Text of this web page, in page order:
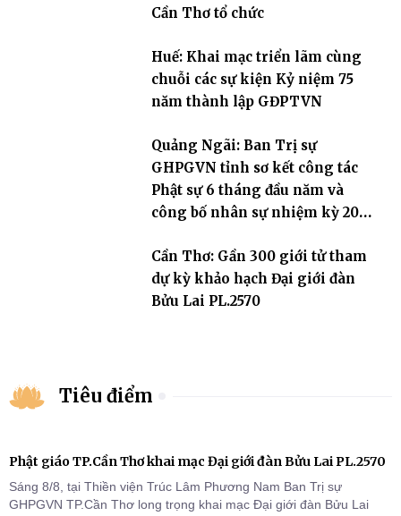
Cần Thơ tổ chức
Huế: Khai mạc triển lãm cùng
chuỗi các sự kiện Kỷ niệm 75
năm thành lập GĐPTVN
Quảng Ngãi: Ban Trị sự
GHPGVN tỉnh sơ kết công tác
Phật sự 6 tháng đầu năm và
công bố nhân sự nhiệm kỳ 2026
Cần Thơ: Gần 300 giới tử tham
dự kỳ khảo hạch Đại giới đàn
Bửu Lai PL.2570
Tiêu điểm
Phật giáo TP.Cần Thơ khai mạc Đại giới đàn Bửu Lai PL.2570
Sáng 8/8, tại Thiền viện Trúc Lâm Phương Nam Ban Trị sự
GHPGVN TP.Cần Thơ long trọng khai mạc Đại giới đàn Bửu Lai